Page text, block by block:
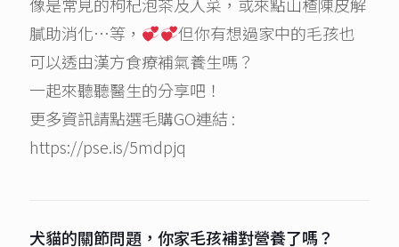
像是常見的枸杞泡茶及入菜，或來點山楂陳皮解
膩助消化…等，
但你有想過家中的毛孩也
可以透由漢方食療補氣養生嗎？
一起來聽聽醫生的分享吧！
更多資訊請點選毛購GO連結 :
https://pse.is/5mdpjq
犬貓的關節問題，你家毛孩補對營養了嗎？